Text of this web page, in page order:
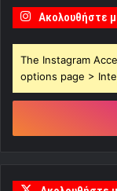
Ακολουθήστε
The Instagram
options page >